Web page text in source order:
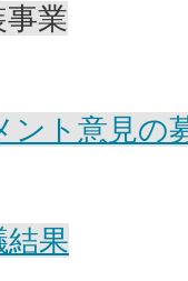
業
ント意見の
結果